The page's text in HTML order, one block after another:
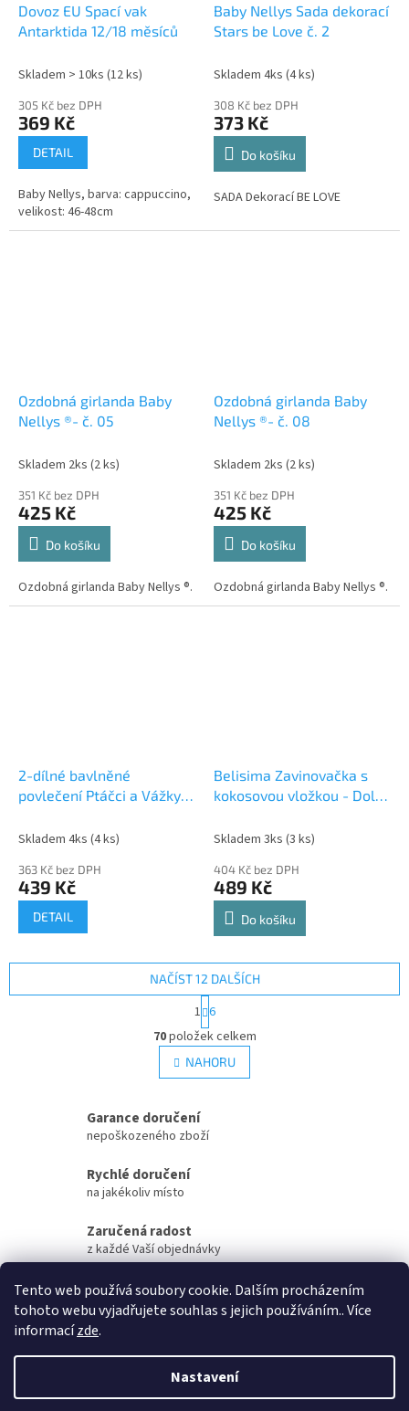
Tento web používá soubory cookie. Dalším procházením
tohoto webu vyjadřujete souhlas s jejich používáním.. Více
informacízde.
Nastavení
Dovoz EU Spací vak
Antarktida 12/18 měsíců
Skladem > 10ks (12 ks)
305 Kč bez DPH
369 Kč
DETAIL
Baby Nellys, barva: cappuccino,
velikost: 46-48cm
Baby Nellys Sada dekorací
Stars be Love č. 2
Skladem 4ks (4 ks)
308 Kč bez DPH
373 Kč
Do košíku
SADA Dekorací BE LOVE
Ozdobná girlanda Baby
Nellys ®- č. 05
Skladem 2ks (2 ks)
351 Kč bez DPH
425 Kč
Do košíku
Ozdobná girlanda Baby Nellys ®.
Ozdobná girlanda Baby
Nellys ®- č. 08
Skladem 2ks (2 ks)
351 Kč bez DPH
425 Kč
Do košíku
Ozdobná girlanda Baby Nellys ®.
2-dílné bavlněné
povlečení Ptáčci a Vážky -
Skladem 4ks (4 ks)
363 Kč bez DPH
439 Kč
DETAIL
Belisima Zavinovačka s
kokosovou vložkou - Dolce
Skladem 3ks (3 ks)
404 Kč bez DPH
489 Kč
Do košíku
O
v
l
á
c
v
p
i
NAČÍST 12 DALŠÍCH
t
r
á
n
k
á
n
1 6
70položek celkem
NAHORU
Garance doručení
nepoškozeného zboží
Rychlé doručení
na jakékoliv místo
Zaručená radost
z každé Vaší objednávky
Zaručené otevření
Vaší objednávky na streamu
Vytvořil Shoptet